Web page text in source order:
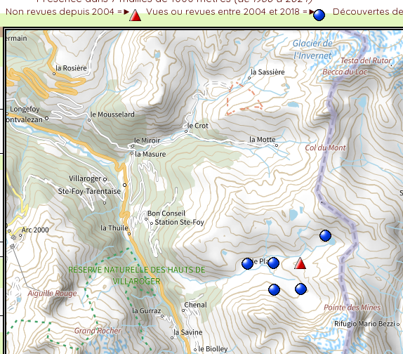
Alpes
cotations UICN)
Non revues depuis 2004 =► Vues ou revues entre 2004 et 2018 =► Découvertes